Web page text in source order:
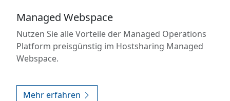
Managed Webspace
Nutzen Sie alle Vorteile der Managed Operations
Platform preisgünstig im Hostsharing Managed
Webspace.
Mehr erfahren